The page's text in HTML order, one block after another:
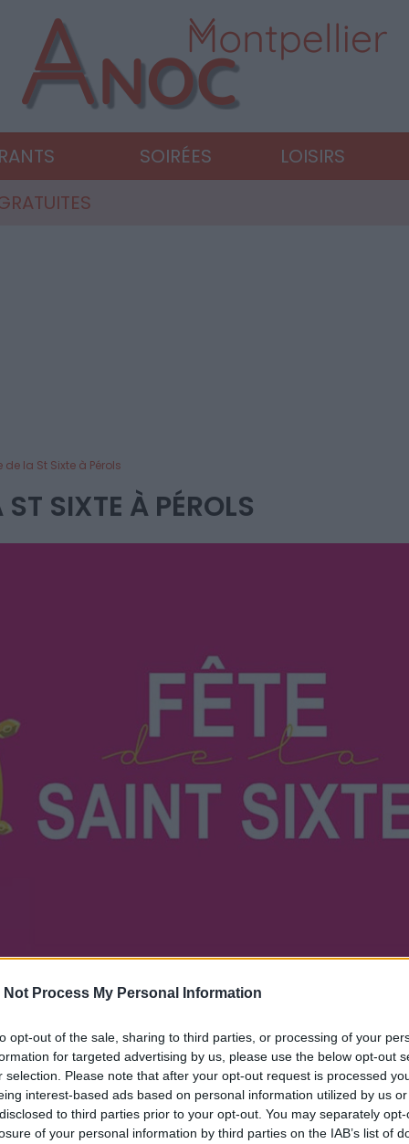
Not Process My Personal Information
opt-out of the sale, sharing to third parties, or processing of your
for targeted advertising by us, please use the below opt-out
selection. Please note that after your opt-out request is processed
interest-based ads based on personal information utilized by us
to third parties prior to your opt-out. You may separately
of your personal information by third parties on the IAB’s list of
SOIRÉES
LOISIRS
de la St Sixte à Pérols
ST SIXTE À PÉROLS
fêtes votives les plus représentatives de la région.
sont au programme de ces 6 jours de